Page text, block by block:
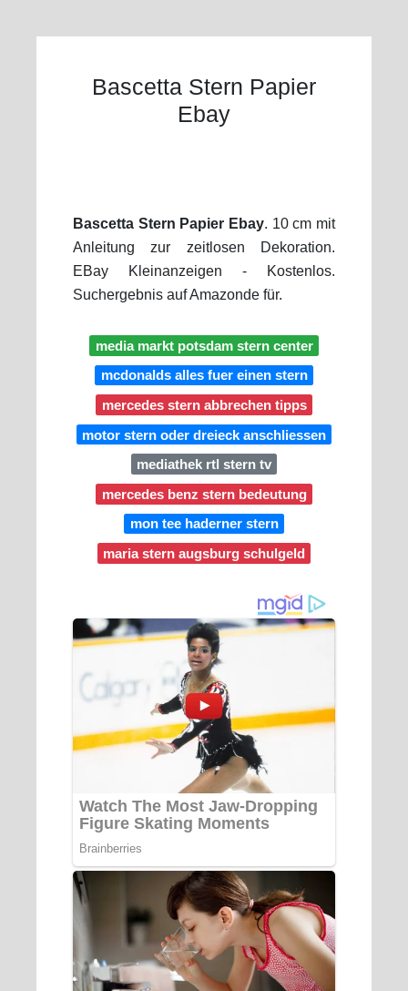
Bascetta Stern Papier
Ebay
Bascetta Stern Papier Ebay. 10 cm mit
Anleitung zur zeitlosen Dekoration.
EBay Kleinanzeigen - Kostenlos.
Suchergebnis auf Amazonde für.
media markt potsdam stern center
mcdonalds alles fuer einen stern
mercedes stern abbrechen tipps
motor stern oder dreieck anschliessen
mediathek rtl stern tv
mercedes benz stern bedeutung
mon tee haderner stern
maria stern augsburg schulgeld